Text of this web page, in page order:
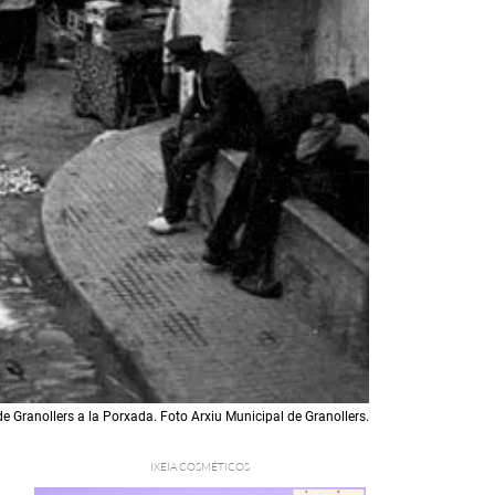
Granollers a la Porxada. Foto Arxiu Municipal de Granollers.